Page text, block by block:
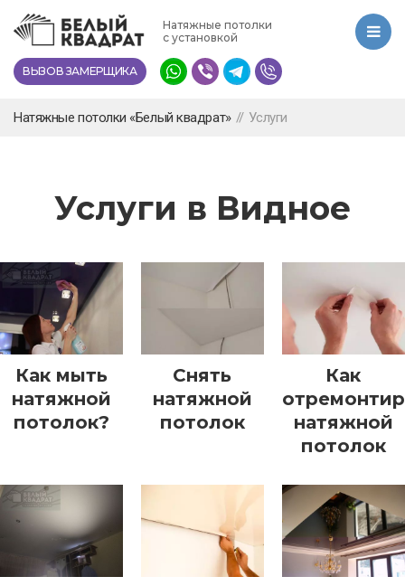
Перейти
основному
содержанию
Натяжные потолки
с установкой
ВЫЗОВ ЗАМЕРЩИКА
Натяжные потолки «Белый квадрат» // Услуги
Услуги в Видное
Как мыть
натяжной
потолок?
Снять
натяжной
потолок
Как
натяжной
потолок